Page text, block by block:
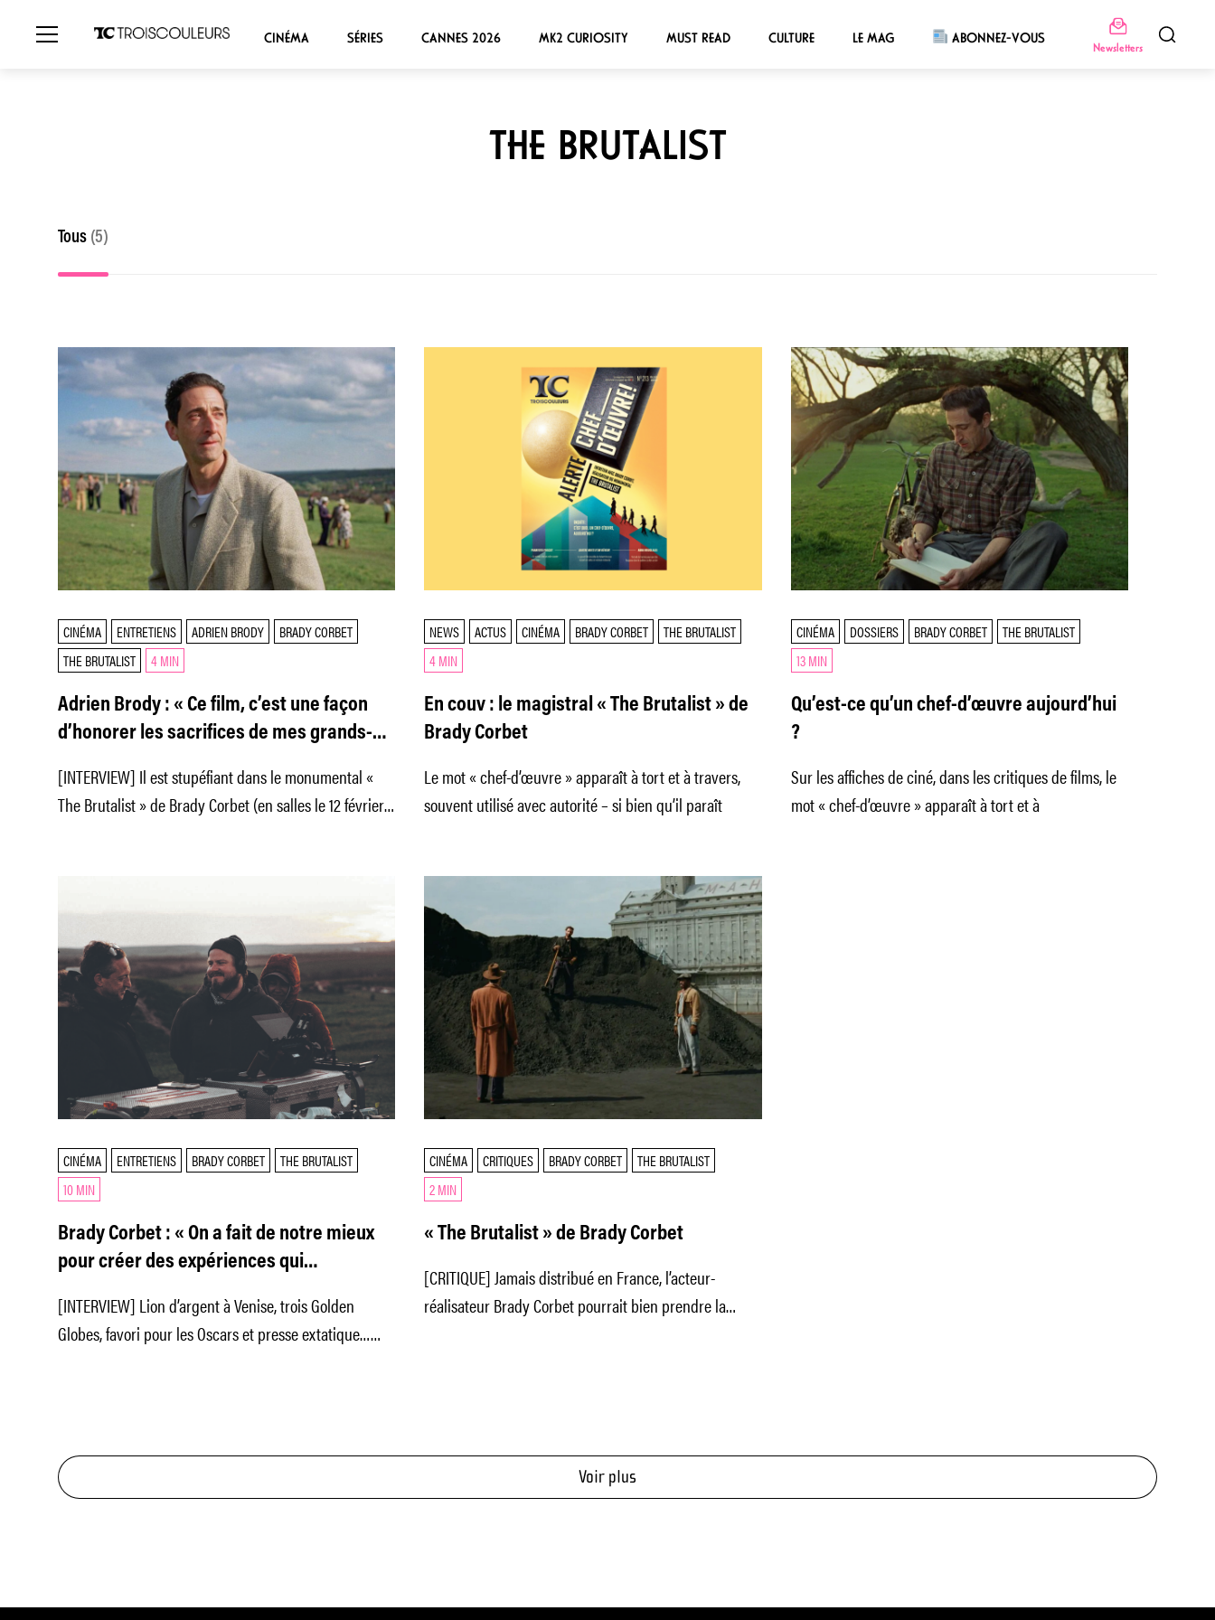
CINÉMA SÉRIES CANNES 2026 MK2 CURIOSITY MUST READ CULTURE LE MAG ABONNEZ-VOUS
Newsletters
THE BRUTALIST
Tous (5)
CINÉMA ENTRETIENS ADRIEN BRODY
BRADY CORBET
THE BRUTALIST
4 MIN
Adrien Brody : « Ce film, c’est une façon
d’honorer les sacrifices de mes grands-
[INTERVIEW] Il est stupéfiant dans le monumental «
The Brutalist » de Brady Corbet (en salles le 12 février,
NEWS ACTUS CINÉMA BRADY CORBET
THE BRUTALIST
4 MIN
En couv : le magistral « The Brutalist » de
Brady Corbet
Le mot « chef-d’œuvre » apparaît à tort et à travers,
souvent utilisé avec autorité – si bien qu’il paraît
CINÉMA DOSSIERS BRADY CORBET
THE BRUTALIST
13 MIN
Qu’est-ce qu’un chef-d’œuvre aujourd’hui
?
Sur les affiches de ciné, dans les critiques de films, le
mot « chef-d’œuvre » apparaît à tort et à
CINÉMA ENTRETIENS BRADY CORBET
THE BRUTALIST
10 MIN
Brady Corbet : « On a fait de notre mieux
pour créer des expériences qui
spectateurs »
[INTERVIEW] Lion d’argent à Venise, trois Golden
Globes, favori pour les Oscars et presse extatique…
CINÉMA CRITIQUES BRADY CORBET
THE BRUTALIST
2 MIN
« The Brutalist » de Brady Corbet
[CRITIQUE] Jamais distribué en France, l’acteur-
réalisateur Brady Corbet pourrait bien prendre la
Voir plus